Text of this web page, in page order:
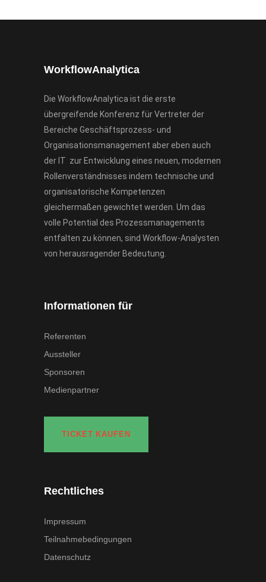
WorkflowAnalytica
Die WorkflowAnalytica ist die erste
übergreifende Konferenz für Vertreter der
Bereiche Geschäftsprozess- und
Organisationsmanagement aber eben auch
der IT zur Entwicklung eines neuen, modernen
Rollenverständnisses indem technische und
organisatorische Kompetenzen
gleichermaßen gewichtet werden. Um das
volle Potential des Prozessmanagements
entfalten zu können, sind Workflow-Analysten
von herausragender Bedeutung.
Informationen für
Referenten
Aussteller
Sponsoren
Medienpartner
TICKET KAUFEN
Rechtliches
Impressum
Teilnahmebedingungen
Datenschutz